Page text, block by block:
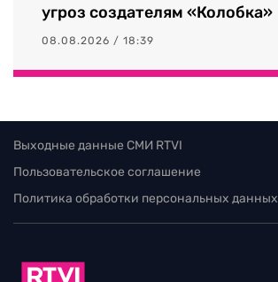
угроз создателям «Колобка»
08.08.2026 / 18:39
Выходные данные СМИ RTVI
Пользовательское соглашение
Политика обработки персональных данных